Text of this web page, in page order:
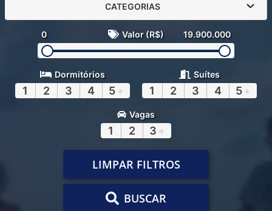
CATEGORIAS
0 Valor (R$) 19.900.000
Dormitórios
1 2 3 4 5+
Suítes
1 2 3 4 5+
Vagas
1 2 3 +
LIMPAR FILTROS
BUSCAR